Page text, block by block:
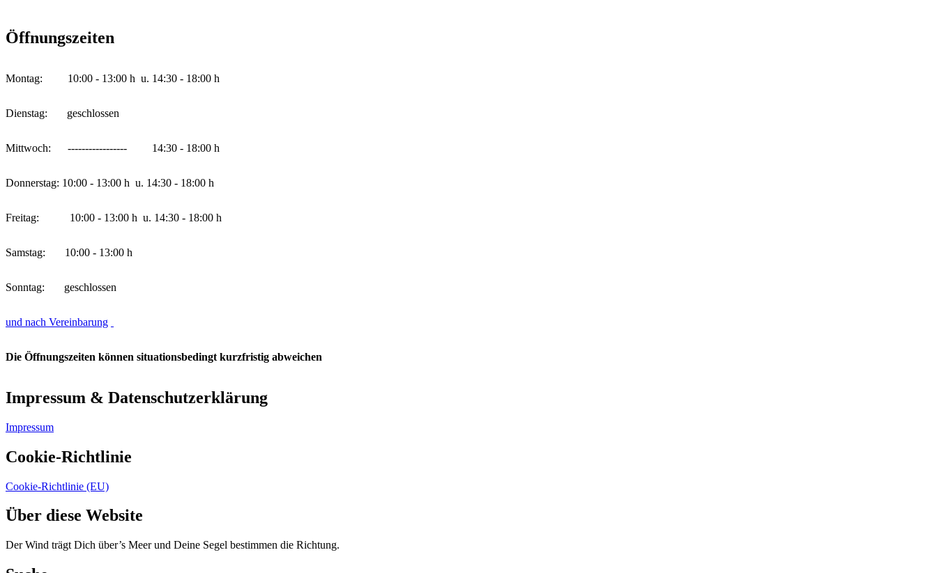
Öffnungszeiten
Montag: 10:00 - 13:00 h u. 14:30 - 18:00 h
Dienstag: geschlossen
Mittwoch: ----------------- 14:30 - 18:00 h
Donnerstag: 10:00 - 13:00 h u. 14:30 - 18:00 h
Freitag: 10:00 - 13:00 h u. 14:30 - 18:00 h
Samstag: 10:00 - 13:00 h
Sonntag: geschlossen
und nach Vereinbarung
Die Öffnungszeiten können situationsbedingt kurzfristig abweichen
Impressum & Datenschutzerklärung
Impressum
Cookie-Richtlinie
Cookie-Richtlinie (EU)
Über diese Website
Der Wind trägt Dich über’s Meer und Deine Segel bestimmen die Richtung.